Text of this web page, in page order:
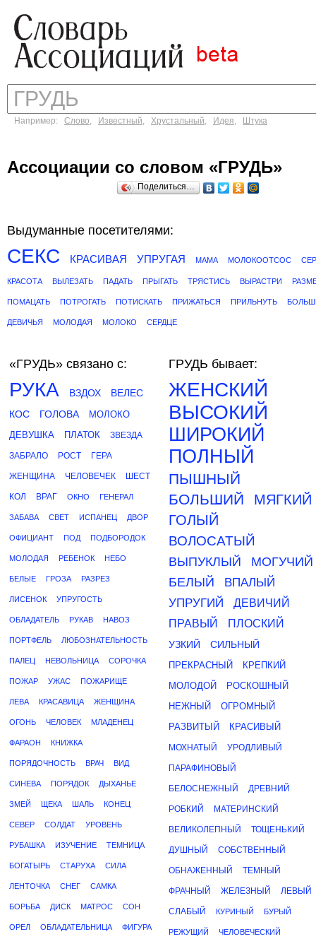
Например: Слово, Известный, Хрустальный, Идея, Штука
Ассоциации со словом «ГРУДЬ»
Поделиться…
Выдуманные посетителями:
СЕКС КРАСИВАЯ УПРУГАЯ МАМА МОЛОКООТСОС
КРАСОТА ВЫЛЕЗАТЬ ПАДАТЬ ПРЫГАТЬ ТРЯСТИСЬ ВЫРАСТРИ
ПОМАЦАТЬ ПОТРОГАТЬ ПОТИСКАТЬ ПРИЖАТЬСЯ ПРИЛЬНУТЬ
ДЕВИЧЬЯ МОЛОДАЯ МОЛОКО СЕРДЦЕ
«ГРУДЬ» связано с:
РУКА ВЗДОХ
ВЕЛЕС
КОС
ГОЛОВА
МОЛОКО
ДЕВУШКА
ПЛАТОК ЗВЕЗДА
ЗАБРАЛО РОСТ ГЕРА
ЖЕНЩИНА ЧЕЛОВЕЧЕК ШЕСТ
КОЛ ВРАГ ОКНО ГЕНЕРАЛ
ЗАБАВА СВЕТ ИСПАНЕЦ ДВОР
ОФИЦИАНТ ПОД ПОДБОРОДОК
МОЛОДАЯ РЕБЕНОК НЕБО
БЕЛЫЕ ГРОЗА РАЗРЕЗ
ЛИСЕНОК УПРУГОСТЬ
ОБЛАДАТЕЛЬ РУКАВ НАВОЗ
ПОРТФЕЛЬ ЛЮБОЗНАТЕЛЬНОСТЬ
ПАЛЕЦ НЕВОЛЬНИЦА СОРОЧКА
ПОЖАР УЖАС ПОЖАРИЩЕ
ЛЕВА КРАСАВИЦА ЖЕНЩИНА
ОГОНЬ ЧЕЛОВЕК МЛАДЕНЕЦ
ФАРАОН КНИЖКА
ПОРЯДОЧНОСТЬ ВРАЧ ВИД
СИНЕВА ПОРЯДОК ДЫХАНЬЕ
ЗМЕЙ ЩЕКА ШАЛЬ КОНЕЦ
СЕВЕР СОЛДАТ УРОВЕНЬ
РУБАШКА ИЗУЧЕНИЕ ТЕМНИЦА
БОГАТЫРЬ СТАРУХА СИЛА
ЛЕНТОЧКА СНЕГ САМКА
БОРЬБА ДИСК МАТРОС СОН
ОРЕЛ ОБЛАДАТЕЛЬНИЦА ФИГУРА
ГРУДЬ бывает:
ЖЕНСКИЙ
ВЫСОКИЙ
ШИРОКИЙ
ПОЛНЫЙ
ПЫШНЫЙ
БОЛЬШИЙ
МЯГКИЙ
ГОЛЫЙ
ВОЛОСАТЫЙ
ВЫПУКЛЫЙ
МОГУЧИЙ
БЕЛЫЙ
ВПАЛЫЙ
УПРУГИЙ
ДЕВИЧИЙ
ПРАВЫЙ
ПЛОСКИЙ
УЗКИЙ СИЛЬНЫЙ
ПРЕКРАСНЫЙ
КРЕПКИЙ
МОЛОДОЙ
РОСКОШНЫЙ
НЕЖНЫЙ
ОГРОМНЫЙ
РАЗВИТЫЙ
КРАСИВЫЙ
МОХНАТЫЙ УРОДЛИВЫЙ
ПАРАФИНОВЫЙ
БЕЛОСНЕЖНЫЙ ДРЕВНИЙ
РОБКИЙ МАТЕРИНСКИЙ
ВЕЛИКОЛЕПНЫЙ ТОЩЕНЬКИЙ
ДУШНЫЙ СОБСТВЕННЫЙ
ОБНАЖЕННЫЙ ТЕМНЫЙ
ФРАЧНЫЙ ЖЕЛЕЗНЫЙ ЛЕВЫЙ
СЛАБЫЙ КУРИНЫЙ БУРЫЙ
РЕЖУЩИЙ ЧЕЛОВЕЧЕСКИЙ